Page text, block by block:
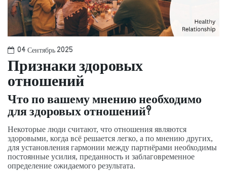
04 Сентябрь 2025
Признаки здоровых
отношений
Что по вашему мнению необходимо
для здоровых отношений?
Некоторые люди считают, что отношения являются
здоровыми, когда всё решается легко, а по мнению других,
для установления гармонии между партнёрами необходимы
постоянные усилия, преданность и заблаговременное
определение ожидаемого результата.